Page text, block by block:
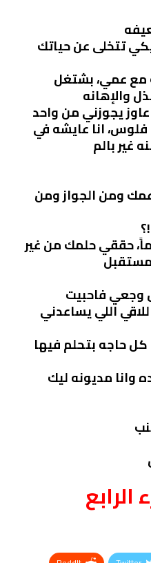
تتخلى عن حياتك
مع عمي، بشتغل
والإهانه
يجوزني من واحد
انا عايشه في
غير بالم
ومن الجواز ومن
حققي حلمك من غير
وجعي فاحبيت
اللي يساعدني
حاجه بتحلم فيها
وانا مديونه ليك